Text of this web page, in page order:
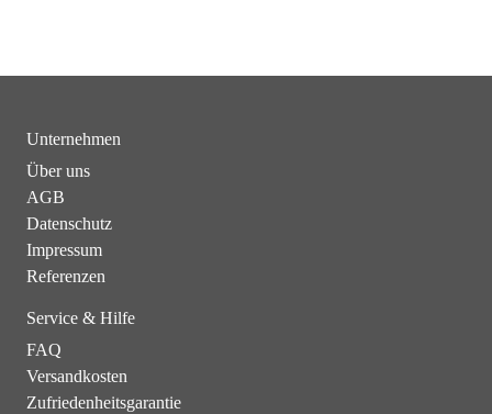
Unternehmen
Über uns
AGB
Datenschutz
Impressum
Referenzen
Service & Hilfe
FAQ
Versandkosten
Zufriedenheitsgarantie